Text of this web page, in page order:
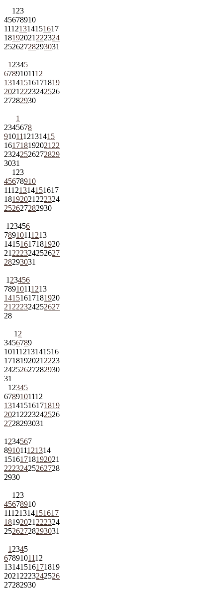
1 23
45678910
11121314151617
18192021 222324
25262728293031
1 2345
6789101112
13141516171819
2021 2223242526
27282930
1
2345678
9101112131415
161718192021 22
23242526272829
3031
1 23
45678910
11121314151617
18192021 222324
252627282930
1 23456
78910111213
14151617181920
21 222324252627
28293031
1 23456
78910111213
14151617181920
21 222324252627
28
1 2
3456789
10111213141516
1718192021 2223
24252627282930
31
1 2345
6789101112
13141516171819
2021 2223242526
2728293031
1 234567
891011121314
15161718192021
22232425262728
2930
1 23
45678910
11121314151617
18192021 222324
25262728293031
1 2345
6789101112
13141516171819
2021 2223242526
27282930